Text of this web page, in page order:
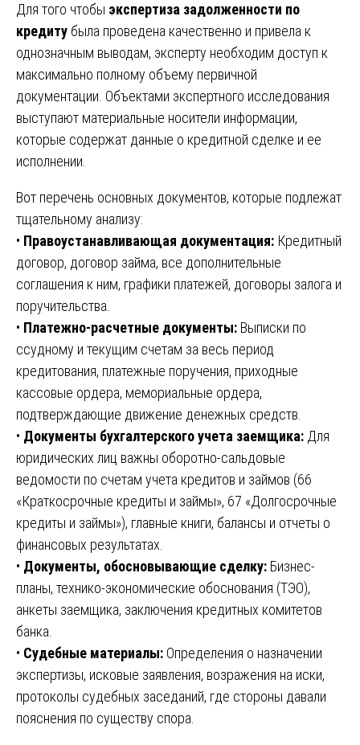
Для того чтобы экспертиза задолженности по
кредиту была проведена качественно и привела к
однозначным выводам, эксперту необходим доступ к
максимально полному объему первичной
документации. Объектами экспертного исследования
выступают материальные носители информации,
которые содержат данные о кредитной сделке и ее
исполнении.
Вот перечень основных документов, которые подлежат
тщательному анализу:
• Правоустанавливающая документация: Кредитный
договор, договор займа, все дополнительные
соглашения к ним, графики платежей, договоры залога и
поручительства.
• Платежно-расчетные документы: Выписки по
ссудному и текущим счетам за весь период
кредитования, платежные поручения, приходные
кассовые ордера, мемориальные ордера,
подтверждающие движение денежных средств.
• Документы бухгалтерского учета заемщика: Для
юридических лиц важны оборотно-сальдовые
ведомости по счетам учета кредитов и займов (66
«Краткосрочные кредиты и займы», 67 «Долгосрочные
кредиты и займы»), главные книги, балансы и отчеты о
финансовых результатах.
• Документы, обосновывающие сделку: Бизнес-
планы, технико-экономические обоснования (ТЭО),
анкеты заемщика, заключения кредитных комитетов
банка.
• Судебные материалы: Определения о назначении
экспертизы, исковые заявления, возражения на иски,
протоколы судебных заседаний, где стороны давали
пояснения по существу спора.